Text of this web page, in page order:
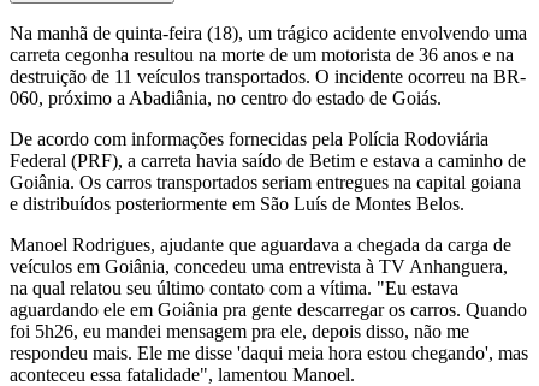
Na manhã de quinta-feira (18), um trágico acidente envolvendo uma
carreta cegonha resultou na morte de um motorista de 36 anos e na
destruição de 11 veículos transportados. O incidente ocorreu na BR-
060, próximo a Abadiânia, no centro do estado de Goiás.
De acordo com informações fornecidas pela Polícia Rodoviária
Federal (PRF), a carreta havia saído de Betim e estava a caminho de
Goiânia. Os carros transportados seriam entregues na capital goiana
e distribuídos posteriormente em São Luís de Montes Belos.
Manoel Rodrigues, ajudante que aguardava a chegada da carga de
veículos em Goiânia, concedeu uma entrevista à TV Anhanguera,
na qual relatou seu último contato com a vítima. "Eu estava
aguardando ele em Goiânia pra gente descarregar os carros. Quando
foi 5h26, eu mandei mensagem pra ele, depois disso, não me
respondeu mais. Ele me disse 'daqui meia hora estou chegando', mas
aconteceu essa fatalidade", lamentou Manoel.